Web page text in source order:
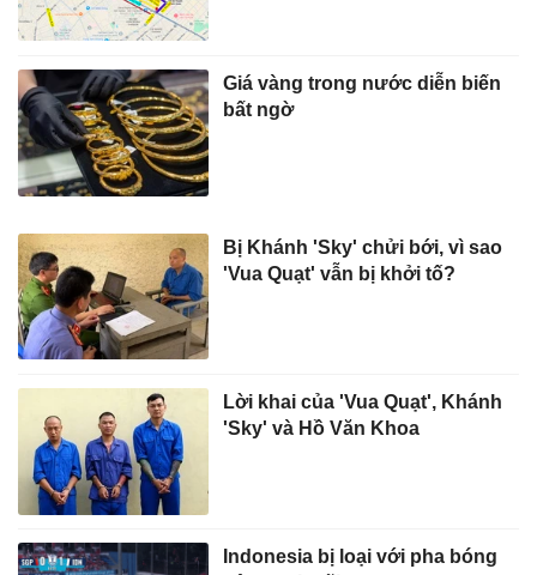
Giá vàng trong nước diễn biến
bất ngờ
Bị Khánh 'Sky' chửi bới, vì sao
'Vua Quạt' vẫn bị khởi tố?
Lời khai của 'Vua Quạt', Khánh
'Sky' và Hồ Văn Khoa
Indonesia bị loại với pha bóng